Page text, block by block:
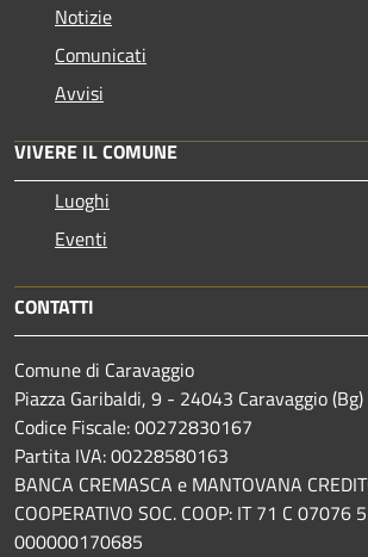
Notizie
Comunicati
Avvisi
VIVERE IL COMUNE
Luoghi
Eventi
CONTATTI
Comune di Caravaggio
Piazza Garibaldi, 9 - 24043 Caravaggio (Bg)
Codice Fiscale: 00272830167
Partita IVA: 00228580163
BANCA CREMASCA e MANTOVANA
COOPERATIVO SOC. COOP: IT 71 C 07076
000000170685